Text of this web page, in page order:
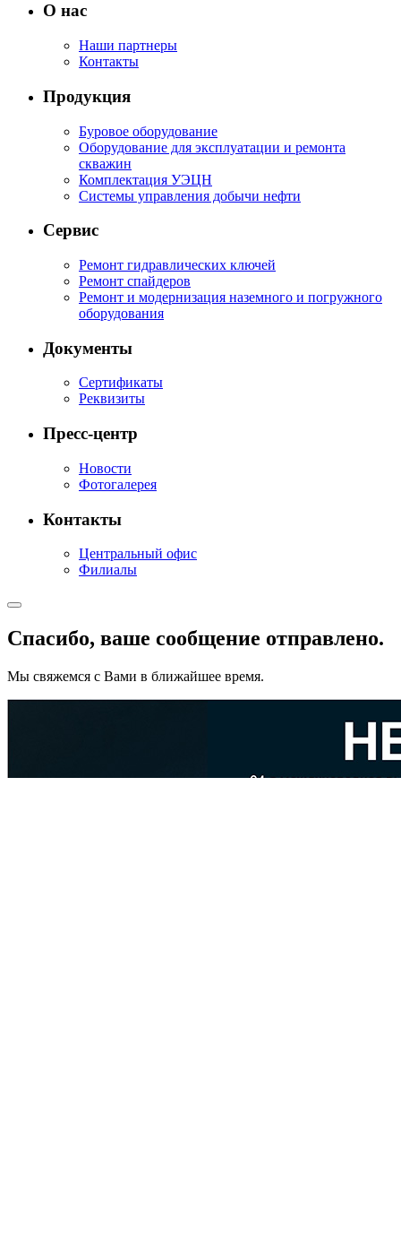
О нас
Наши партнеры
Контакты
Продукция
Буровое оборудование
Оборудование для эксплуатации и ремонта
скважин
Комплектация УЭЦН
Системы управления добычи нефти
Сервис
Ремонт гидравлических ключей
Ремонт спайдеров
Ремонт и модернизация наземного и погружного
оборудования
Документы
Сертификаты
Реквизиты
Пресс-центр
Новости
Фотогалерея
Контакты
Центральный офис
Филиалы
Спасибо, ваше сообщение отправлено.
Мы свяжемся с Вами в ближайшее время.